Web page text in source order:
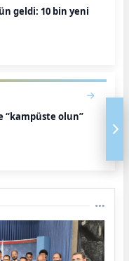
geldi: 10 bin yeni
“kampüste olun”